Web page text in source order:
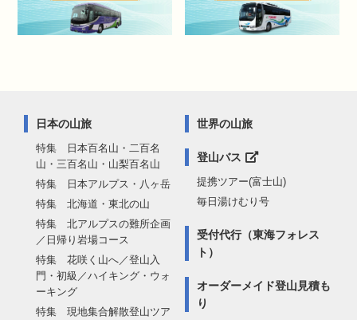
日本の山旅
特集 日本百名山・二百名
山・三百名山・山梨百名山
特集 日本アルプス・八ヶ岳
特集 北海道・東北の山
特集 北アルプスの難所企画
／日帰り岩場コース
特集 花咲く山へ／登山入
門・初級／ハイキング・ウォ
ーキング
特集 現地集合解散登山ツア
世界の山旅
登山バス
提携ツアー(富士山)
毎日湯けむり号
受付代行（東海フォレス
ト）
オーダーメイド登山見積も
り